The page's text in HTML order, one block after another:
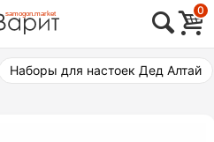
0
Наборы для настоек Дед Алтай